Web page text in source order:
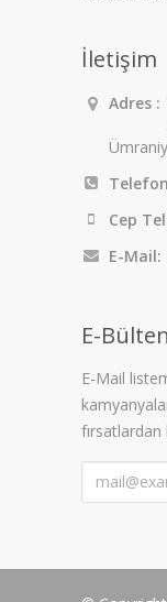
İletişim
Adres :
Cep
E-Mail:
E-
E-Mail